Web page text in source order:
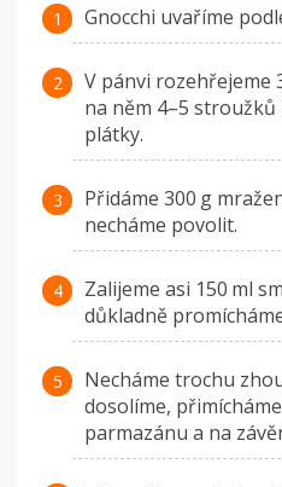
Gnocchi uvaříme
V pánvi rozehřejeme
na něm 4–5
plátky.
Přidáme 300 g
necháme povolit.
Zalijeme asi 150 ml
důkladně
Necháme trochu
dosolíme,
parmazánu a na